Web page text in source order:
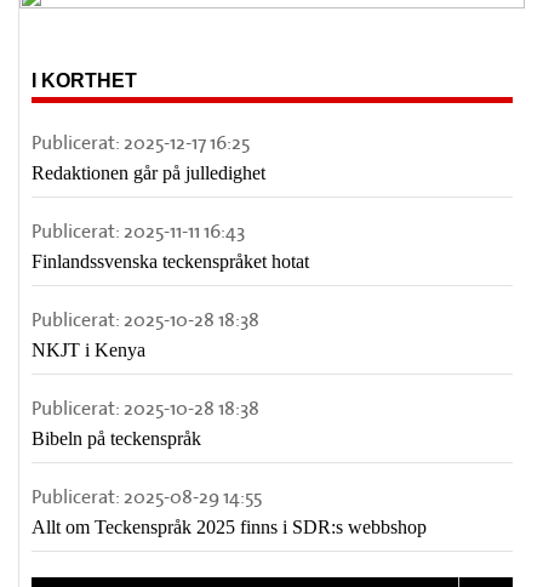
I KORTHET
Publicerat: 2025-12-17 16:25
Redaktionen går på julledighet
Publicerat: 2025-11-11 16:43
Finlandssvenska teckenspråket hotat
Publicerat: 2025-10-28 18:38
NKJT i Kenya
Publicerat: 2025-10-28 18:38
Bibeln på teckenspråk
Publicerat: 2025-08-29 14:55
Allt om Teckenspråk 2025 finns i SDR:s webbshop